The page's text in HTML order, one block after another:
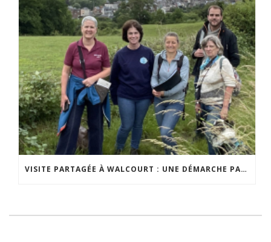
VISITE PARTAGÉE À WALCOURT : UNE DÉMARCHE PARTICIPATIVE ANIMÉE PAR ESPACE ENVIRONNEMENT